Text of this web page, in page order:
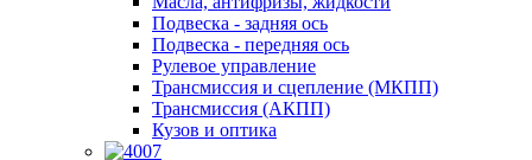
Подвеска - задняя ось
Подвеска - передняя ось
Рулевое управление
Трансмиссия и сцепление (МКПП)
Трансмиссия (АКПП)
Кузов и оптика